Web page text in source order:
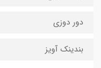
دور دوزی
بندینک آویز